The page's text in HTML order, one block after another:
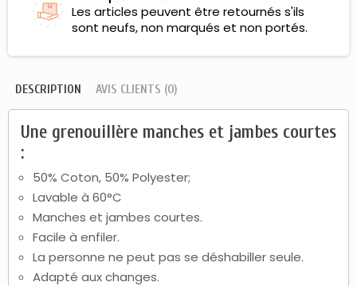
Les articles peuvent être retournés s'ils
sont neufs, non marqués et non portés.
DESCRIPTION AVIS CLIENTS (0)
Une grenouillère manches et jambes courtes
:
50% Coton, 50% Polyester;
Lavable à 60°C
Manches et jambes courtes.
Facile à enfiler.
La personne ne peut pas se déshabiller seule.
Adapté aux changes.